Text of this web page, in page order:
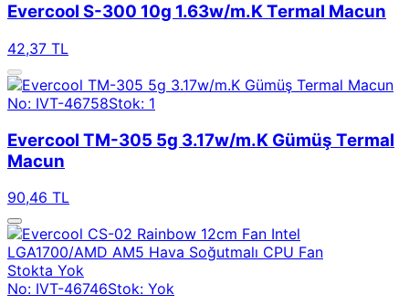
Evercool S-300 10g 1.63w/m.K Termal Macun
42,37 TL
No: IVT-46758Stok: 1
Evercool TM-305 5g 3.17w/m.K Gümüş Termal
Macun
90,46 TL
Stokta Yok
No: IVT-46746Stok: Yok